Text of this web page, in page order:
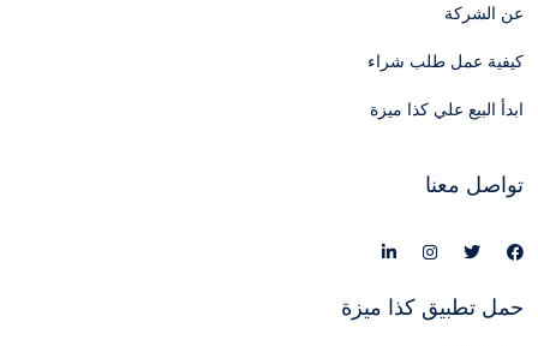
عن الشركة
كيفية عمل طلب شراء
ابدأ البيع علي كذا ميزة
تواصل معنا
حمل تطبيق كذا ميزة